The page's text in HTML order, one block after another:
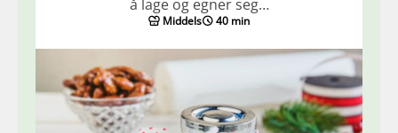
å lage og egner seg…
Middels 40 min